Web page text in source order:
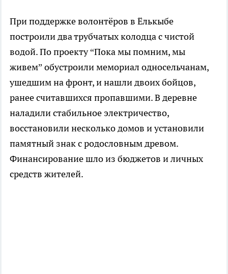
При поддержке волонтёров в Ёлькыбе
построили два трубчатых колодца с чистой
водой. По проекту “Пока мы помним, мы
живем” обустроили мемориал односельчанам,
ушедшим на фронт, и нашли двоих бойцов,
ранее считавшихся пропавшими. В деревне
наладили стабильное электричество,
восстановили несколько домов и установили
памятный знак с родословным древом.
Финансирование шло из бюджетов и личных
средств жителей.